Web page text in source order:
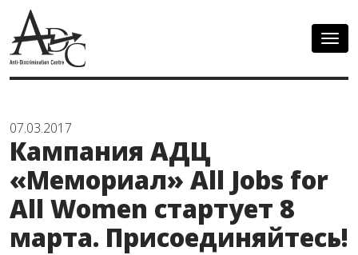
07.03.2017
Кампания АДЦ
«Мемориал» All Jobs for
All Women стартует 8
марта. Присоединяйтесь!